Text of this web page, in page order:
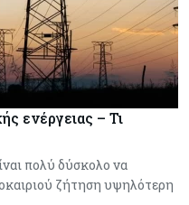
ενέργειας – Τι
πολύ δύσκολο να
ζήτηση υψηλότερη